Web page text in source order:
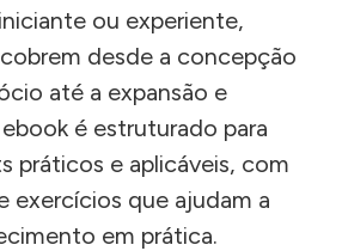
ou experiente,
desde a concepção
até a expansão e
é estruturado para
práticos e aplicáveis, com
exercícios que ajudam a
em prática.